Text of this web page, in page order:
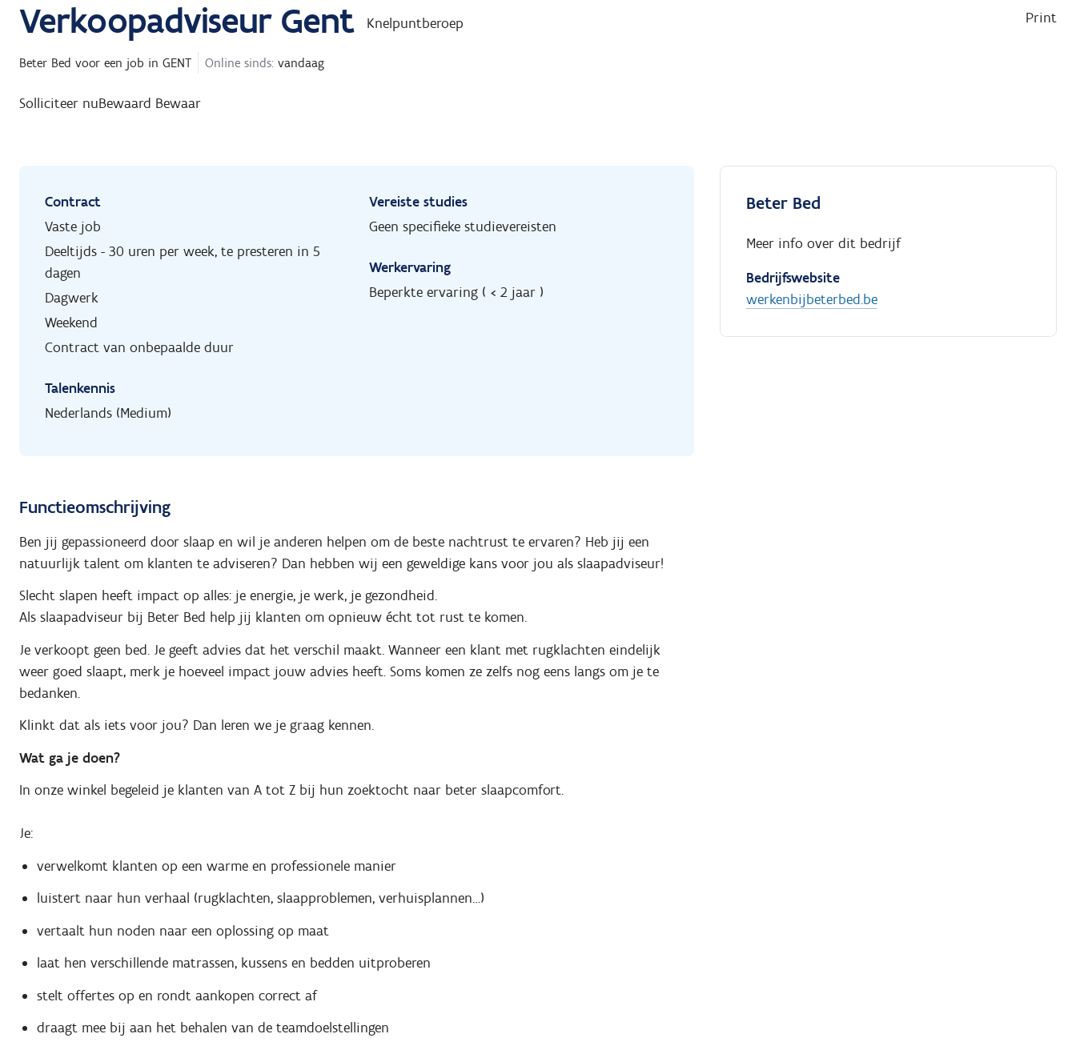
Verkoopadviseur Gent Knelpuntberoep Print
Beter Bed voor een job in GENT Online sinds: vandaag
Solliciteer nuBewaard Bewaar
Contract
Vaste job
Deeltijds - 30 uren per week, te presteren in 5
dagen
Dagwerk
Weekend
Contract van onbepaalde duur
Talenkennis
Nederlands (Medium)
Vereiste studies
Geen specifieke studievereisten
Werkervaring
Beperkte ervaring ( < 2 jaar )
Functieomschrijving
Ben jij gepassioneerd door slaap en wil je anderen helpen om de beste nachtrust te ervaren? Heb jij een
natuurlijk talent om klanten te adviseren? Dan hebben wij een geweldige kans voor jou als slaapadviseur!
Slecht slapen heeft impact op alles: je energie, je werk, je gezondheid.
Als slaapadviseur bij Beter Bed help jij klanten om opnieuw écht tot rust te komen.
Je verkoopt geen bed. Je geeft advies dat het verschil maakt. Wanneer een klant met rugklachten eindelijk
weer goed slaapt, merk je hoeveel impact jouw advies heeft. Soms komen ze zelfs nog eens langs om je te
bedanken.
Klinkt dat als iets voor jou? Dan leren we je graag kennen.
Wat ga je doen?
In onze winkel begeleid je klanten van A tot Z bij hun zoektocht naar beter slaapcomfort.
Je:
verwelkomt klanten op een warme en professionele manier
luistert naar hun verhaal (rugklachten, slaapproblemen, verhuisplannen…)
vertaalt hun noden naar een oplossing op maat
laat hen verschillende matrassen, kussens en bedden uitproberen
stelt offertes op en rondt aankopen correct af
draagt mee bij aan het behalen van de teamdoelstellingen
Beter Bed
Meer info over dit bedrijf
Bedrijfswebsite
werkenbijbeterbed.be